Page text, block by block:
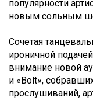
популярности
новым сольным
Сочетая
ироничной
внимание новой
и «Bolt»,
прослушиваний,